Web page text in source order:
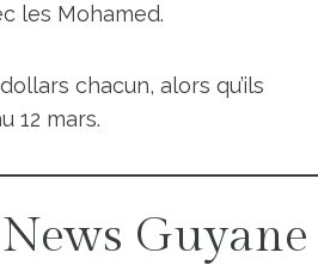
les Mohamed.
chacun, alors qu’ils
12 mars.
Guyane